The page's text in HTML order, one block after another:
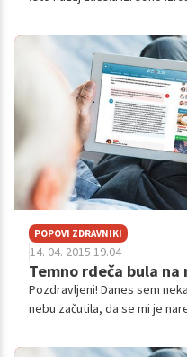
postopek po...
POPOVI ZDRAVNIKI
14. 04. 2015 19.04
Temno rdeča bula na
Pozdravljeni! Danes sem
nebu začutila, da se mi je
modrostni zob ...